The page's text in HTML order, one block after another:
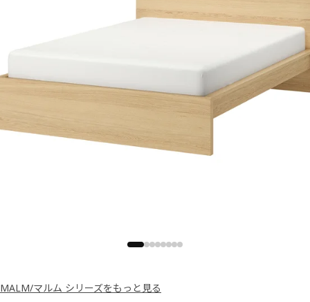
MALM/マルム シリーズをもっと見る